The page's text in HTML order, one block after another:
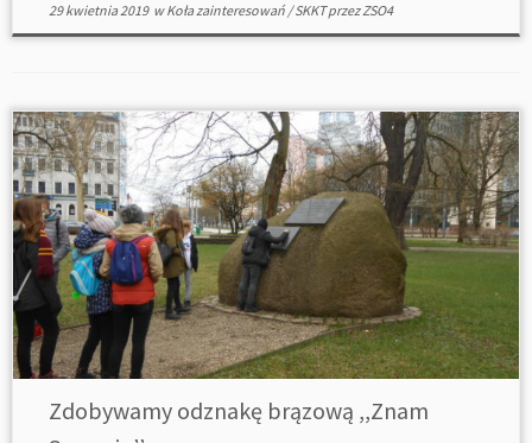
29 kwietnia 2019wKoła zainteresowań/SKKTprzezZSO4
Zdobywamy odznakę brązową ,,Znam